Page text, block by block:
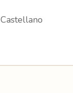
Castellano